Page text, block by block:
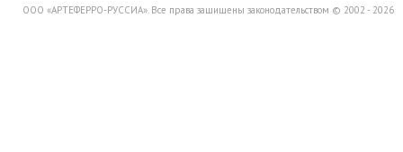
ООО «АРТЕФЕРРО-РУССИА». Все права защищены законодательством © 2002 - 2026